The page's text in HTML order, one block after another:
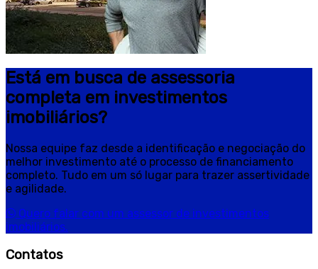
Está em busca de assessoria
completa em investimentos
imobiliários?
Nossa equipe faz desde a identificação e negociação do
melhor investimento até o processo de financiamento
completo. Tudo em um só lugar para trazer assertividade
e agilidade.
Quero falar com um assessor de investimentos
imobiliários.
Contatos